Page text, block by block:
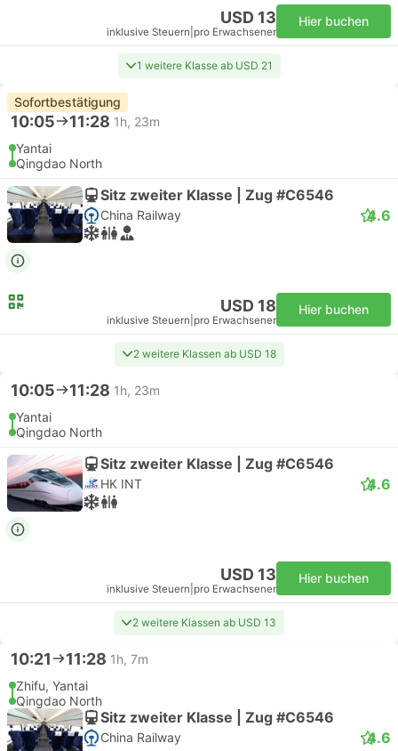
USD 13
inklusive Steuern pro Erwachsener
Hier buchen
1 weitere Klasse ab USD 21
Sofortbestätigung
10:05 11:28 1h, 23m
Yantai
Qingdao North
Sitz zweiter Klasse | Zug #C6546
China Railway 4.6
USD 18
inklusive Steuern pro Erwachsener
Hier buchen
2 weitere Klassen ab USD 18
10:05 11:28 1h, 23m
Yantai
Qingdao North
Sitz zweiter Klasse | Zug #C6546
HK INT 4.6
USD 13
inklusive Steuern pro Erwachsener
Hier buchen
2 weitere Klassen ab USD 13
10:21 11:28 1h, 7m
Zhifu, Yantai
Qingdao North
Sitz zweiter Klasse | Zug #C6546
China Railway 4.6